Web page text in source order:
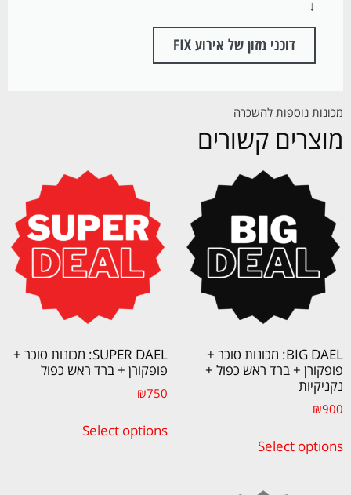
↓
דוכני מזון של אירוע FIX
מכונות נוספות להשכרה
מוצרים קשורים
BIG DAEL: מכונות סוכר +
פופקורן + ברד ראש כפול +
נקניקיות
₪900
Select options
SUPER DAEL: מכונות סוכר +
פופקורן + ברד ראש כפול
₪750
Select options